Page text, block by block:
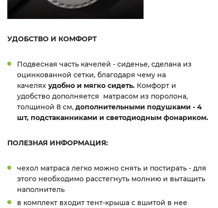
УДОБСТВО И КОМФОРТ
Подвесная часть качелей - сиденье, сделана из
оцинкованной сетки, благодаря чему на
качелях удобно и мягко сидеть. Комфорт и
удобство дополняется матрасом из поролона,
толщиной 8 см, дополнительными подушками - 4
шт, подстаканниками и светодиодным фонариком.
ПОЛЕЗНАЯ ИНФОРМАЦИЯ:
чехол матраса легко можно снять и постирать - для
этого необходимо расстегнуть молнию и вытащить
наполнитель
в комплект входит тент-крыша с вшитой в нее